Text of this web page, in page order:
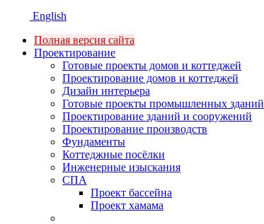
English
Полная версия сайта
Проектирование
Готовые проекты домов и коттеджей
Проектирование домов и коттеджей
Дизайн интерьера
Готовые проекты промышленных зданий
Проектирование зданий и сооружений
Проектирование производств
Фундаменты
Коттеджные посёлки
Инженерные изыскания
СПА
Проект бассейна
Проект хамама